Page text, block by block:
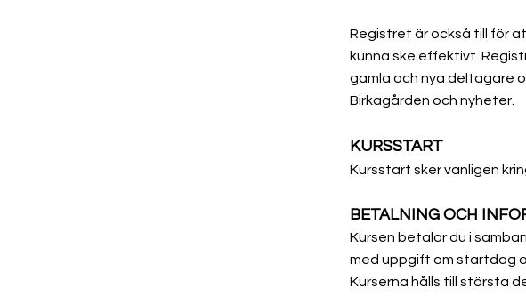
Registret är också till för
kunna ske effektivt.
gamla och nya deltagare
Birkagården och nyheter. ​
KURSSTART
​Kursstart sker vanligen
​BETALNING OCH
​Kursen betalar du i
med uppgift om startdag
Kurserna hålls till största